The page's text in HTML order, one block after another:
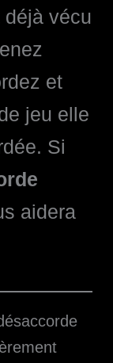
vécu
et
jeu elle
Si
aidera